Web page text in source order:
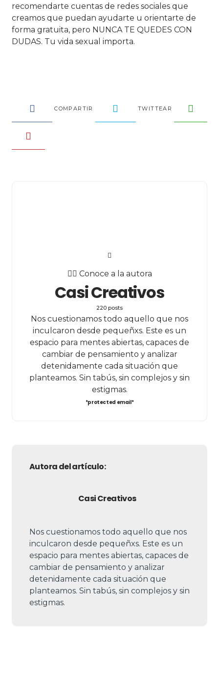
recomendarte cuentas de redes sociales que
creamos que puedan ayudarte u orientarte de
forma gratuita, pero NUNCA TE QUEDES CON
DUDAS. Tu vida sexual importa.
COMPARTIR TWITTEAR
✍🏻 Conoce a la autora
Casi Creativos
220 posts
Nos cuestionamos todo aquello que nos
inculcaron desde pequeñxs. Este es un
espacio para mentes abiertas, capaces de
cambiar de pensamiento y analizar
detenidamente cada situación que
planteamos. Sin tabús, sin complejos y sin
estigmas.
*protected email*
Autora del artículo:
Casi Creativos
Nos cuestionamos todo aquello que nos
inculcaron desde pequeñxs. Este es un
espacio para mentes abiertas, capaces de
cambiar de pensamiento y analizar
detenidamente cada situación que
planteamos. Sin tabús, sin complejos y sin
estigmas.